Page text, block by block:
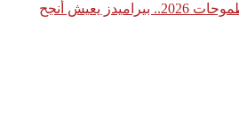
بين إنجازات 2025 وطموحات 2026.. بيراميدز يعيش أنجح